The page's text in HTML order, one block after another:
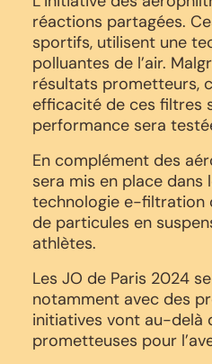
réactions partagées.
sportifs, utilisent une
polluantes de l’air.
résultats prometteurs,
efficacité de ces filtres
performance sera
En complément des
sera mis en place
technologie e-filtration
de particules en
athlètes.
Les JO de Paris 2024
notamment avec des
initiatives vont au-delà
prometteuses pour